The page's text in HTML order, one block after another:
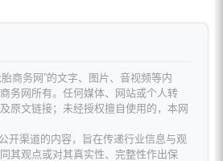
商务网”的文字、图片、音视频等内
务网所有。任何媒体、网站或个人转
原文链接；未经授权擅自使用的，本网
开渠道的内容，旨在传递行业信息与观
其观点或对其真实性、完整性作出保